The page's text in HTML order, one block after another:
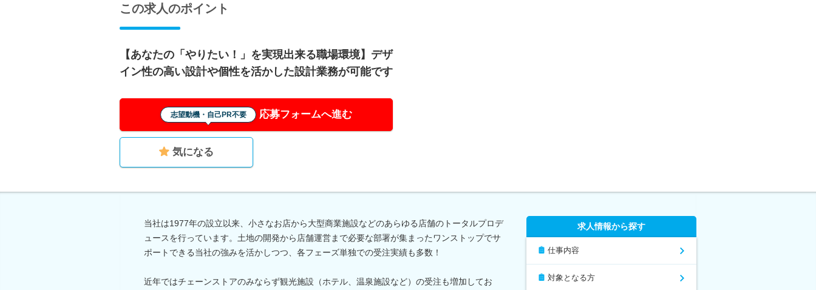
この求人のポイント
【あなたの「やりたい！」を実現出来る職場環境】デザ
イン性の高い設計や個性を活かした設計業務が可能です
志望動機・自己PR不要 応募フォームへ進む
気になる
当社は1977年の設立以来、小さなお店から大型商業施設などのあらゆる店舗のトータルプロデ
ュースを行っています。土地の開発から店舗運営まで必要な部署が集まったワンストップでサ
ポートできる当社の強みを活かしつつ、各フェーズ単独での受注実績も多数！
近年ではチェーンストアのみならず観光施設（ホテル、温泉施設など）の受注も増加してお
求人情報から探す
仕事内容
対象となる方